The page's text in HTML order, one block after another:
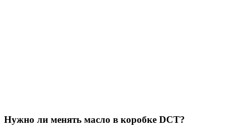
Нужно ли менять масло в коробке DCT?